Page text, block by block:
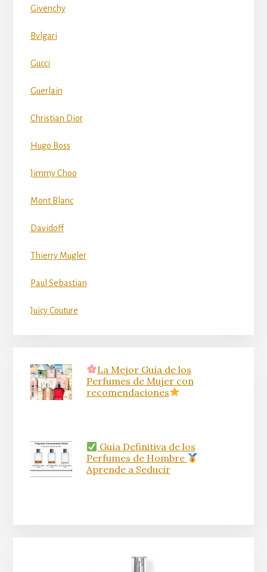
Givenchy
Bvlgari
Gucci
Guerlain
Christian Dior
Hugo Boss
Jimmy Choo
Mont Blanc
Davidoff
Thierry Mugler
Paul Sebastian
Juicy Couture
La Mejor Guía de los
Perfumes de Mujer con
recomendaciones
Guía Definitiva de los
Perfumes de Hombre
Aprende a Seducir